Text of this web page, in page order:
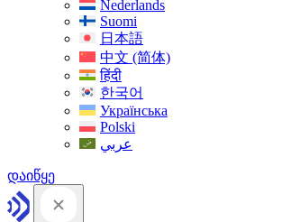
Nederlands
Suomi
日本語
中文 (简体)
हिंदी
한국어
Українська
Polski
عربي
დაიწყე